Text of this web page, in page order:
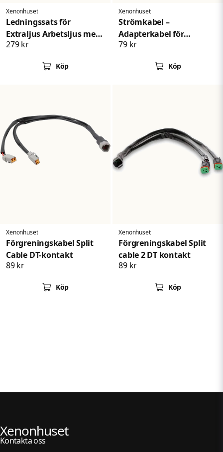
Xenonhuset
Ledningssats för
Extraljus Arbetsljus med
2 DT-Kontakt
279 kr
Köp
Xenonhuset
Strömkabel –
Adapterkabel för
Xenon/HID-
79 kr
Köp
Xenonhuset
Förgreningskabel Split
Cable DT-kontakt
89 kr
Köp
Xenonhuset
Förgreningskabel Split
cable 2 DT kontakt
89 kr
Köp
Xenonhuset
Kontakta oss